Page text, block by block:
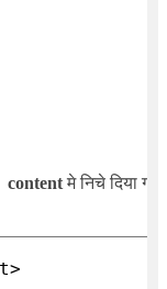
contentमे निचे दिया